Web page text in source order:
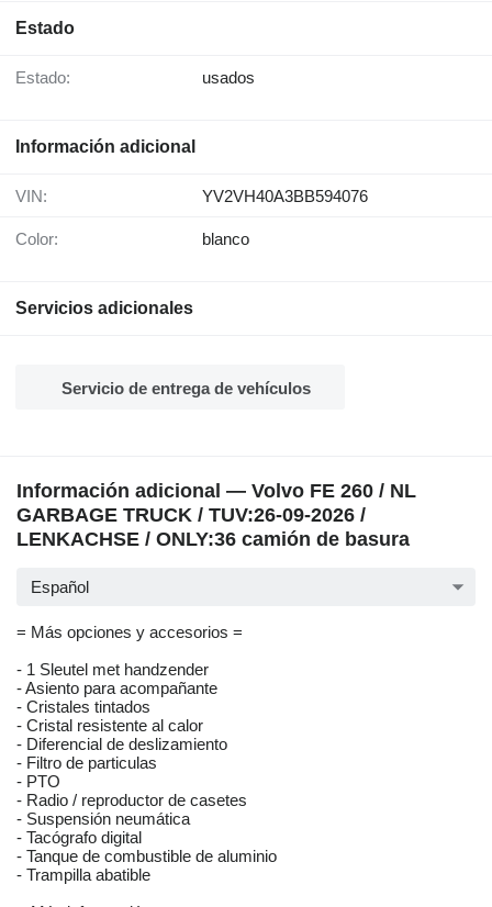
Estado
Estado: usados
Información adicional
VIN: YV2VH40A3BB594076
Color: blanco
Servicios adicionales
Servicio de entrega de vehículos
Información adicional — Volvo FE 260 / NL
GARBAGE TRUCK / TUV:26-09-2026 /
LENKACHSE / ONLY:36 camión de basura
Español
= Más opciones y accesorios =
- 1 Sleutel met handzender
- Asiento para acompañante
- Cristales tintados
- Cristal resistente al calor
- Diferencial de deslizamiento
- Filtro de particulas
- PTO
- Radio / reproductor de casetes
- Suspensión neumática
- Tacógrafo digital
- Tanque de combustible de aluminio
- Trampilla abatible